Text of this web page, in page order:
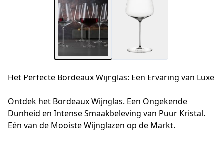
Het Perfecte Bordeaux Wijnglas: Een Ervaring van Luxe
Ontdek het Bordeaux Wijnglas. Een Ongekende
Dunheid en Intense Smaakbeleving van Puur Kristal.
Eén van de Mooiste Wijnglazen op de Markt.